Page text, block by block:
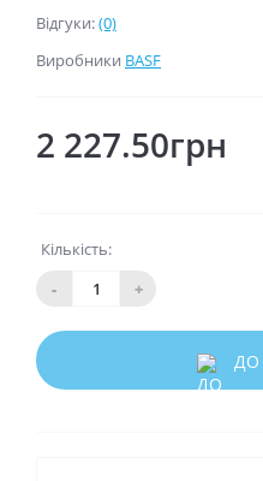
Відгуки:(0)
Виробники BASF
2 227.50грн
Кількість:
-
+